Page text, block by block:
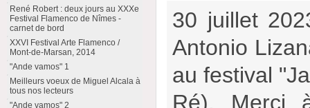
30 juillet
Antonio
au festival
Ré). Merci
René Robert : deux jours au XXXe
Festival Flamenco de Nîmes -
carnet de bord
XXVI Festival Arte Flamenco /
Mont-de-Marsan, 2014
"Ande vamos" 1
Meilleurs voeux de Miguel Alcala à
tous nos lecteurs
"Ande vamos" 2